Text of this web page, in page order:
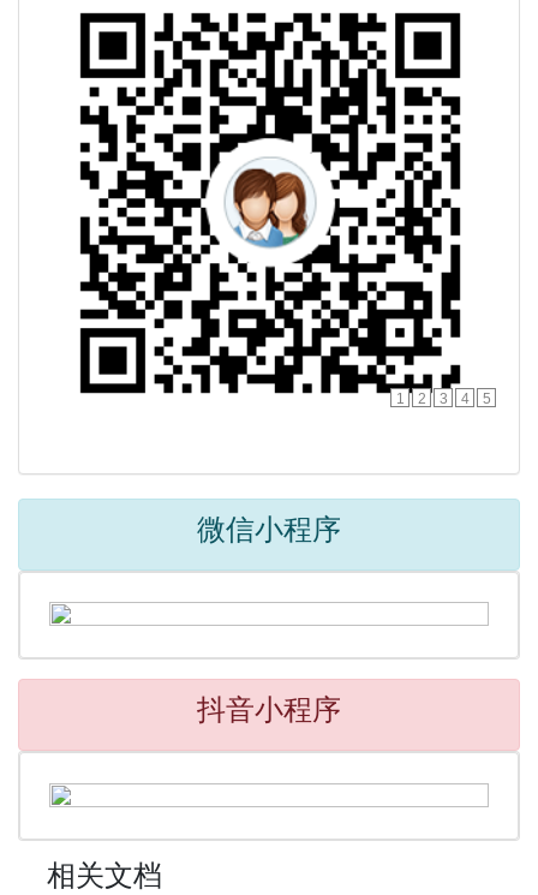
1 2 3 4 5
微信小程序
抖音小程序
相关文档